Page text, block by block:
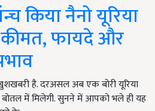
किया नैनो यूरिया
फायदे और
है. दरअसल अब एक बोरी यूरिया
में मिलेगी. सुनने में आपको भले ही यह